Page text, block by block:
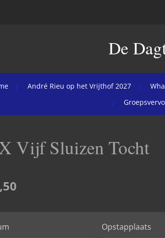
De
André Rieu op het Vrijthof 2027
Vijf Sluizen Tocht
Opstapplaats